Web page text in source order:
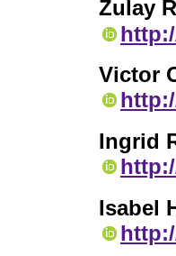
Zulay
Victor
Ingrid
Isabel